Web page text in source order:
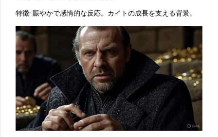
特徴: 賑やかで感情的な反応。カイトの成長を支える背景。